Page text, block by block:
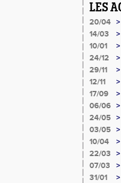
LES
20/04 >
14/03
>
10/01
>
24/12
>
29/11
>
12/11
>
17/09
>
06/06 >
24/05 >
03/05 >
10/04
>
22/03
>
07/03
>
31/01
>